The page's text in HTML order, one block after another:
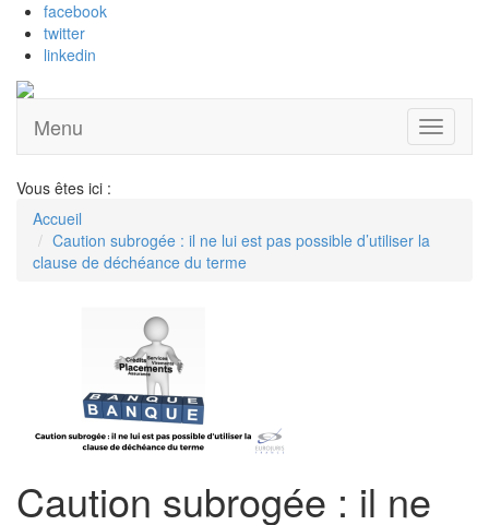
facebook
twitter
linkedin
Ouvrir
le
Menu
Vous êtes ici :
Accueil
Caution subrogée : il ne lui est pas possible d’utiliser la
clause de déchéance du terme
Caution subrogée : il ne